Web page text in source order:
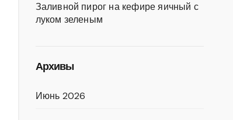
Заливной пирог на кефире яичный с
луком зеленым
Архивы
Июнь 2026